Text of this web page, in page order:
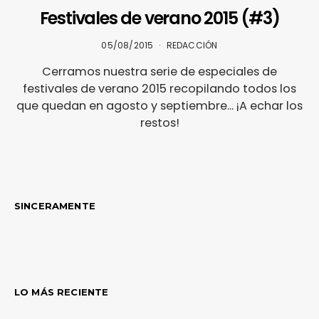
Festivales de verano 2015 (#3)
05/08/2015 REDACCIÓN
Cerramos nuestra serie de especiales de
festivales de verano 2015 recopilando todos los
que quedan en agosto y septiembre... ¡A echar los
restos!
SINCERAMENTE
LO MÁS RECIENTE